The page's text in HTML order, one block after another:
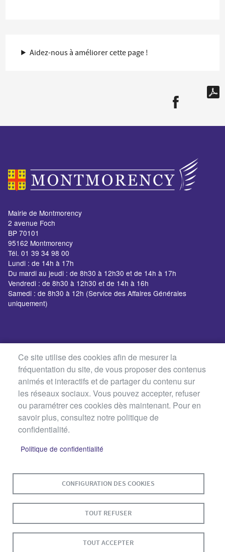
Aidez-nous à améliorer cette page !
Mairie de Montmorency
2 avenue Foch
BP 70101
95162 Montmorency
Tél. 01 39 34 98 00
Lundi : de 14h à 17h
Du mardi au jeudi : de 8h30 à 12h30 et de 14h à 17h
Vendredi : de 8h30 à 12h30 et de 14h à 16h
Samedi : de 8h30 à 12h (Service des Affaires Générales
uniquement)
Ce site utilise des cookies afin de mesurer la
fréquentation du site, de vous proposer des contenus
animés et interactifs et de partager du contenu sur
les réseaux sociaux. Vous pouvez accepter, refuser
ou paramétrer ces cookies dès maintenant. Pour en
savoir plus, consultez notre politique de
confidentialité.
Politique de confidentialité
CONFIGURATION DES COOKIES
TOUT REFUSER
TOUT ACCEPTER
PIED
ACCESSIBILITÉ : NON CONFORME
S'IDENTIFIER